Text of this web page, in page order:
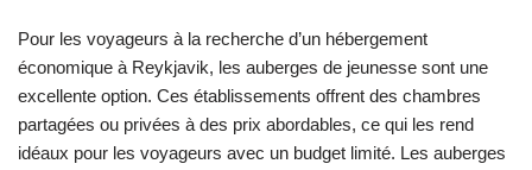
Pour les voyageurs à la recherche d’un hébergement
économique à Reykjavik, les auberges de jeunesse sont une
excellente option. Ces établissements offrent des chambres
partagées ou privées à des prix abordables, ce qui les rend
idéaux pour les voyageurs avec un budget limité. Les auberges